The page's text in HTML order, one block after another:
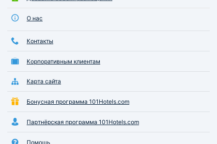
О нас
Контакты
Корпоративным клиентам
Карта сайта
Бонусная программа 101Hotels.com
Партнёрская программа 101Hotels.com
Помощь